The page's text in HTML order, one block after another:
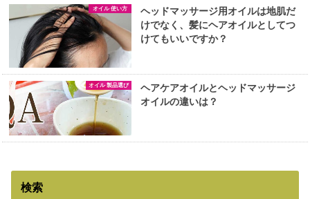
オイル 使い方
ヘッドマッサージ用オイルは地肌だ
けでなく、髪にヘアオイルとしてつ
けてもいいですか？
オイル 製品選び
ヘアケアオイルとヘッドマッサージ
オイルの違いは？
検索